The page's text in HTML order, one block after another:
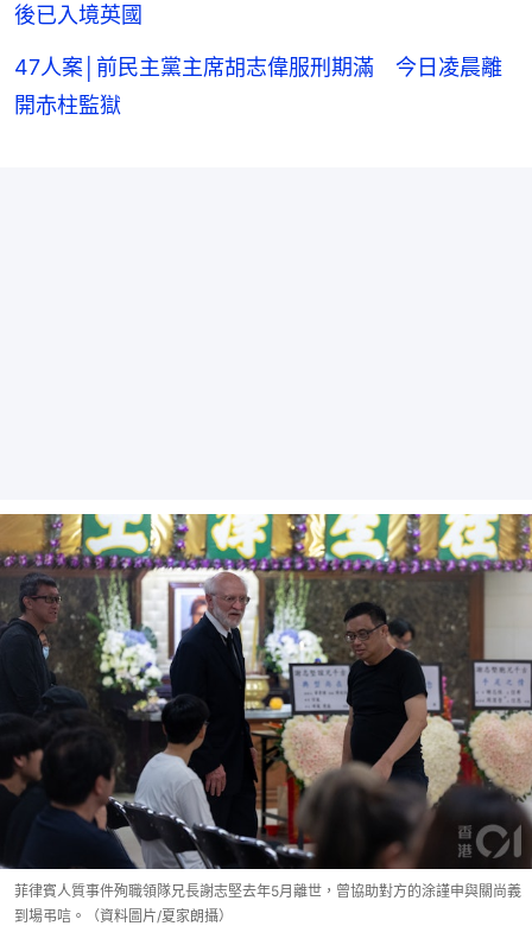
後已入境英國
47人案│前民主黨主席胡志偉服刑期滿 今日凌晨離
開赤柱監獄
菲律賓人質事件殉職領隊兄長謝志堅去年5月離世，曾協助對方的涂謹申與關尚義
到場弔唁。（資料圖片/夏家朗攝）